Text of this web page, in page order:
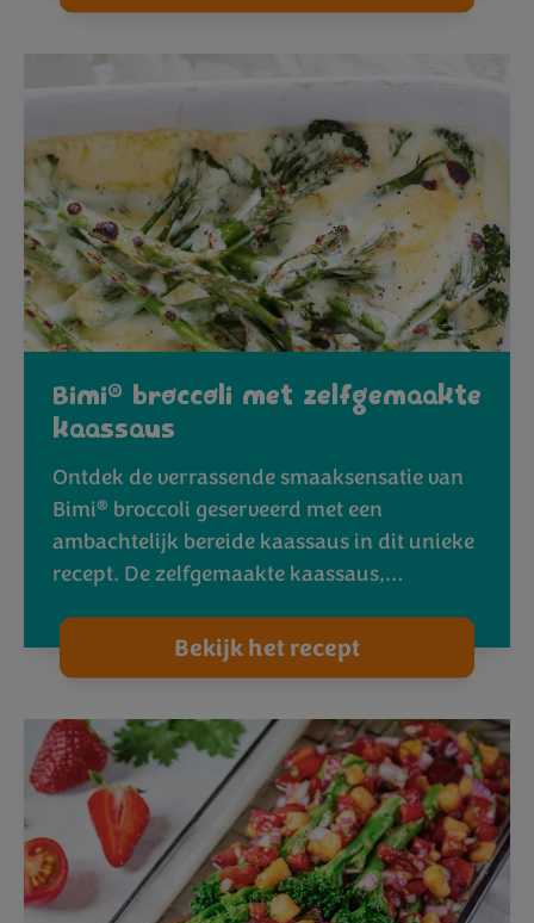
Bimi® broccoli met zelfgemaakte
kaassaus
Ontdek de verrassende smaaksensatie van
Bimi® broccoli geserveerd met een
ambachtelijk bereide kaassaus in dit unieke
recept. De zelfgemaakte kaassaus,…
Bekijk het recept